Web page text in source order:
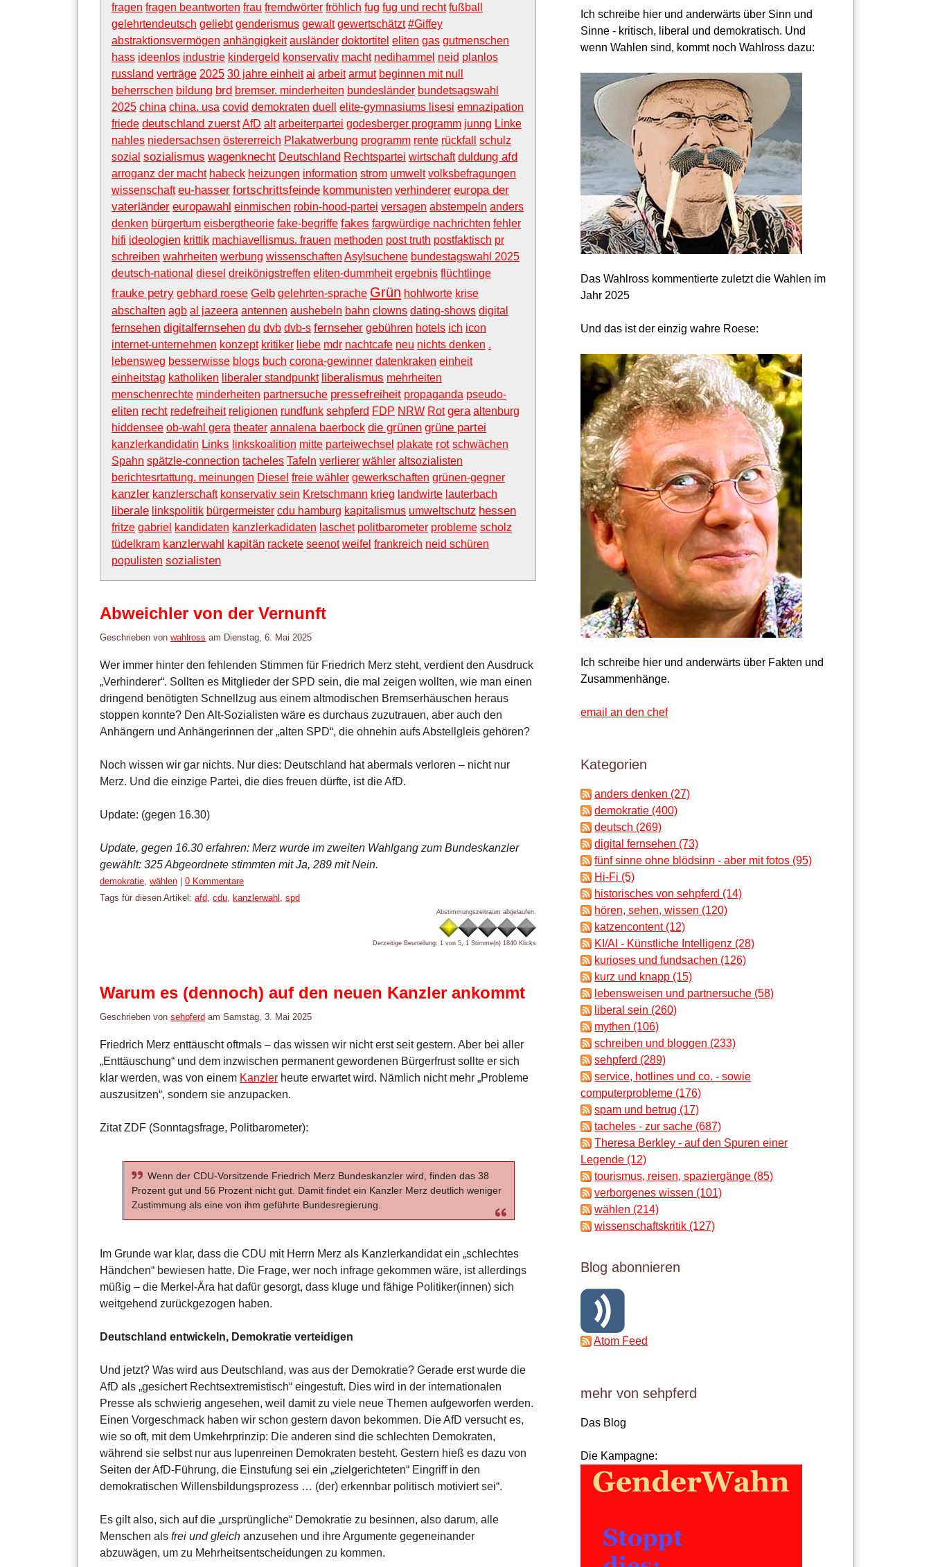
fragen fragen beantworten frau fremdwörter fröhlich fug fug und recht fußball
gelehrtendeutsch geliebt genderismus gewalt gewertschätzt #Giffey
abstraktionsvermögen anhängigkeit ausländer doktortitel eliten gas gutmenschen
hass ideenlos industrie kindergeld konservativ macht nedihammel neid planlos
russland verträge 2025 30 jahre einheit ai arbeit armut beginnen mit null
beherrschen bildung brd bremser. minderheiten bundesländer bundetsagswahl
2025 china china. usa covid demokraten duell elite-gymnasiums lisesi emnazipation
friede deutschland zuerstAfD alt arbeiterpartei godesberger programm junng Linke
nahles niedersachsen östererreich Plakatwerbung programm rente rückfall
schulz
sozial sozialismus wagenknecht Deutschland Rechtspartei wirtschaft duldung afd
arroganz der macht habeck heizungen information strom umwelt volksbefragungen
wissenschaft eu-hasser fortschrittsfeinde kommunisten verhinderer europa der
vaterländer europawahl einmischen robin-hood-partei versagen abstempeln anders
denken bürgertum eisbergtheorie fake-begriffe fakes fargwürdige nachrichten fehler
hifi ideologien krittik machiavellismus. frauen methoden post truth postfaktisch pr
schreiben wahrheiten werbung wissenschaften Asylsuchene bundestagswahl 2025
deutsch-national diesel dreikönigstreffen eliten-dummheit ergebnis flüchtlinge
frauke petry gebhard roese Gelb gelehrten-sprache Grün hohlworte krise
abschalten agb al jazeera antennen aushebeln bahn clowns dating-shows digital
fernsehen digitalfernsehen du dvb dvb-s fernseher gebühren hotels ich icon
internet-unternehmen konzept kritiker liebe mdr nachtcafe neu nichts denken .
lebensweg besserwisse blogs buch corona-gewinner datenkraken einheit
einheitstag katholiken liberaler standpunkt liberalismus mehrheiten
menschenrechte minderheiten partnersuche pressefreiheit propaganda pseudo-
eliten recht redefreiheit religionen rundfunk sehpferd FDP NRW Rot gera altenburg
hiddensee ob-wahl gera theater annalena baerbock die grünen grüne partei
kanzlerkandidatin Links linkskoalition mitte parteiwechsel plakate rot schwächen
Spahn spätzle-connection tacheles Tafeln verlierer wähler altsozialisten
berichtesrtattung. meinungen Diesel freie wähler gewerkschaften grünen-gegner
kanzler kanzlerschaft konservativ sein Kretschmann krieg landwirte lauterbach
liberale linkspolitik bürgermeister cdu hamburg kapitalismus umweltschutz hessen
fritze gabriel kandidaten kanzlerkadidaten laschet politbarometer probleme scholz
tüdelkram kanzlerwahl kapitän rackete seenot weifel frankreich neid schüren
populisten sozialisten
Abweichler von der Vernunft
Geschrieben von wahlross am Dienstag, 6. Mai 2025
Wer immer hinter den fehlenden Stimmen für Friedrich Merz steht, verdient den Ausdruck
„Verhinderer“. Sollten es Mitglieder der SPD sein, die mal zeigen wollten, wie man einen
dringend benötigten Schnellzug aus einem altmodischen Bremserhäuschen heraus
stoppen konnte? Den Alt-Sozialisten wäre es durchaus zuzutrauen, aber auch den
Anhängern und Anhängerinnen der „alten SPD“, die ohnehin aufs Abstellgleis gehören?
Noch wissen wir gar nichts. Nur dies: Deutschland hat abermals verloren – nicht nur
Merz. Und die einzige Partei, die dies freuen dürfte, ist die AfD.
Update: (gegen 16.30)
Update, gegen 16.30 erfahren: Merz wurde im zweiten Wahlgang zum Bundeskanzler
gewählt: 325 Abgeordnete stimmten mit Ja, 289 mit Nein.
Kategorien:
demokratie wählen | 0 Kommentare
Tags für diesen Artikel: afd cdu kanzlerwahl spd
Abstimmungszeitraum abgelaufen.
Derzeitige Beurteilung: 1 von 5, 1 Stimme(n) 1840 Klicks
Warum es (dennoch) auf den neuen Kanzler ankommt
Geschrieben von sehpferd am Samstag, 3. Mai 2025
Friedrich Merz enttäuscht oftmals – das wissen wir nicht erst seit gestern. Aber bei aller
„Enttäuschung“ und dem inzwischen permanent gewordenen Bürgerfrust sollte er sich
klar werden, was von einem Kanzler heute erwartet wird. Nämlich nicht mehr „Probleme
auszusitzen“, sondern sie anzupacken.
Zitat ZDF (Sonntagsfrage, Politbarometer):
Wenn der CDU-Vorsitzende Friedrich Merz Bundeskanzler wird, finden das 38
Prozent gut und 56 Prozent nicht gut. Damit findet ein Kanzler Merz deutlich weniger
Zustimmung als eine von ihm geführte Bundesregierung.
Im Grunde war klar, dass die CDU mit Herrn Merz als Kanzlerkandidat ein „schlechtes
Händchen“ bewiesen hatte. Die Frage, wer noch infrage gekommen wäre, ist allerdings
müßig – die Merkel-Ära hat dafür gesorgt, dass kluge und fähige Politiker(innen) sich
weitgehend zurückgezogen haben.
Deutschland entwickeln, Demokratie verteidigen
Und jetzt? Was wird aus Deutschland, was aus der Demokratie? Gerade erst wurde die
AfD als „gesichert Rechtsextremistisch“ eingestuft. Dies wird in der internationalen
Presse als schwierig angesehen, weil damit zu viele neue Themen aufgeworfen werden.
Einen Vorgeschmack haben wir schon gestern davon bekommen. Die AfD versucht es,
wie so oft, mit dem Umkehrprinzip: Die anderen sind die schlechten Demokraten,
während sie selbst nur aus lupenreinen Demokraten besteht. Gestern hieß es dazu von
Seiten der AfD-Führung, die Einstufung sei ein „zielgerichteten“ Eingriff in den
demokratischen Willensbildungsprozess … (der) erkennbar politisch motiviert sei“.
Es gilt also, sich auf die „ursprüngliche“ Demokratie zu besinnen, also darum, alle
Menschen als frei und gleich anzusehen und ihre Argumente gegeneinander
abzuwägen, um zu Mehrheitsentscheidungen zu kommen.
Ich schreibe hier und anderwärts über Sinn und
Sinne - kritisch, liberal und demokratisch. Und
wenn Wahlen sind, kommt noch Wahlross dazu:
Das Wahlross kommentierte zuletzt die Wahlen im
Jahr 2025
Und das ist der einzig wahre Roese:
Ich schreibe hier und anderwärts über Fakten und
Zusammenhänge.
email an den chef
Kategorien
anders denken (27)
demokratie (400)
deutsch (269)
digital fernsehen (73)
fünf sinne ohne blödsinn - aber mit fotos (95)
Hi-Fi (5)
historisches von sehpferd (14)
hören, sehen, wissen (120)
katzencontent (12)
KI/AI - Künstliche Intelligenz (28)
kurioses und fundsachen (126)
kurz und knapp (15)
lebensweisen und partnersuche (58)
liberal sein (260)
mythen (106)
schreiben und bloggen (233)
sehpferd (289)
service, hotlines und co. - sowie
computerprobleme (176)
spam und betrug (17)
tacheles - zur sache (687)
Theresa Berkley - auf den Spuren einer
Legende (12)
tourismus, reisen, spaziergänge (85)
verborgenes wissen (101)
wählen (214)
wissenschaftskritik (127)
Blog abonnieren
Atom Feed
mehr von sehpferd
Das Blog
Die Kampagne: